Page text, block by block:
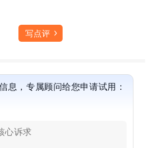
写点评
息，专属顾问给您申请试用：